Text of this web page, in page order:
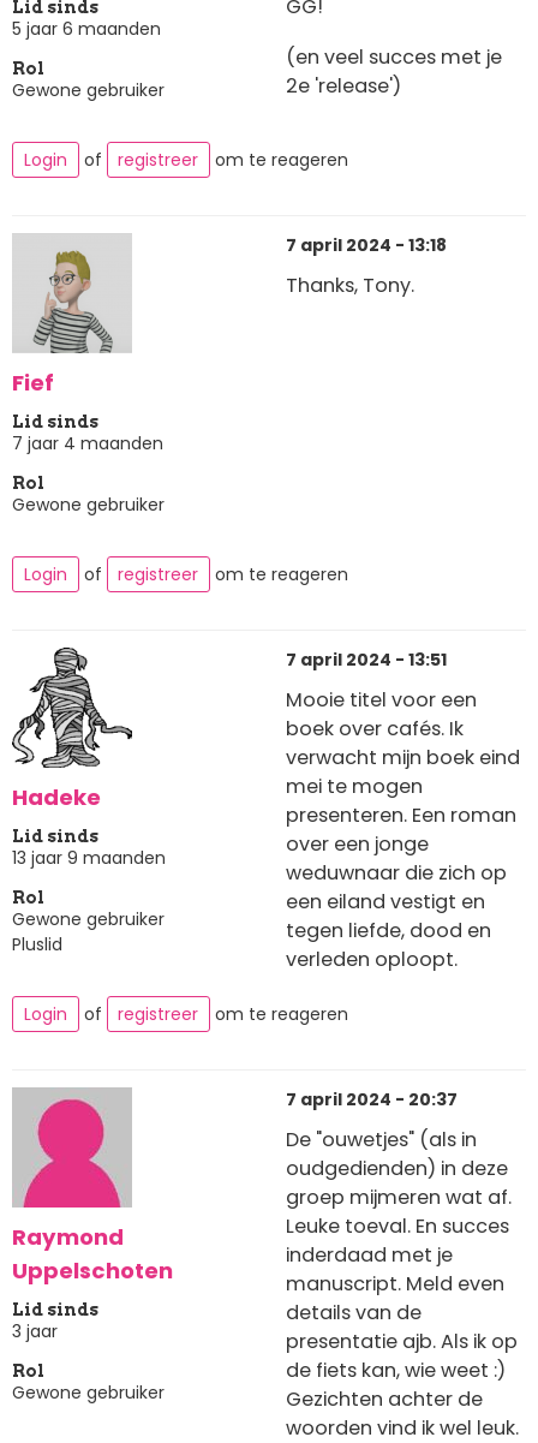
Lid sinds
5 jaar 6 maanden
Rol
Gewone gebruiker
GG!
(en veel succes met je
2e 'release')
Login of registreer om te reageren
Fief
Lid sinds
7 jaar 4 maanden
Rol
Gewone gebruiker
7 april 2024 - 13:18
Thanks, Tony.
Login of registreer om te reageren
Hadeke
Lid sinds
13 jaar 9 maanden
Rol
Gewone gebruiker
Pluslid
7 april 2024 - 13:51
Mooie titel voor een
boek over cafés. Ik
verwacht mijn boek eind
mei te mogen
presenteren. Een roman
over een jonge
weduwnaar die zich op
een eiland vestigt en
tegen liefde, dood en
verleden oploopt.
Login of registreer om te reageren
Raymond
Uppelschoten
Lid sinds
3 jaar
Rol
Gewone gebruiker
7 april 2024 - 20:37
De "ouwetjes" (als in
oudgedienden) in deze
groep mijmeren wat af.
Leuke toeval. En succes
inderdaad met je
manuscript. Meld even
details van de
presentatie ajb. Als ik op
de fiets kan, wie weet :)
Gezichten achter de
woorden vind ik wel leuk.